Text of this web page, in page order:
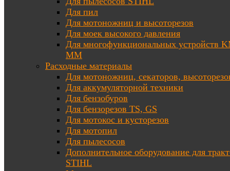
Для пил
Для мотоножниц и высоторезов
Для моек высокого давления
Для многофункциональных устройств
MM
Расходные материалы
Для мотоножниц, секаторов,
Для аккумуляторной техники
Для бензобуров
Для бензорезов TS, GS
Для мотокос и кусторезов
Для мотопил
Для пылесосов
Дополнительное оборудование для
STIHL